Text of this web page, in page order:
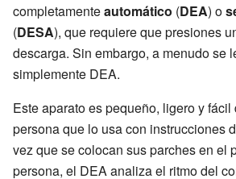
completamenteautomático (DEA) o
(DESA), que requiere que presiones
descarga. Sin embargo, a menudo se
simplemente DEA.
Este aparato es pequeño, ligero y
persona que lo usa con instrucciones
vez que se colocan sus parches en el
persona, el DEA analiza el ritmo del